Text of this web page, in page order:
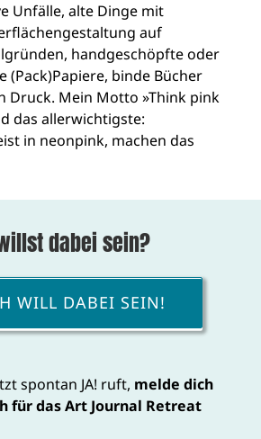
Unfälle, alte Dinge mit
auf
handgeschöpfte oder
(Pack)Papiere, binde Bücher
Druck. Mein Motto »Think pink
das allerwichtigste:
in neonpink, machen das
dabei sein?
WILL DABEI SEIN!
spontan JA! ruft, melde dich
für das Art Journal Retreat